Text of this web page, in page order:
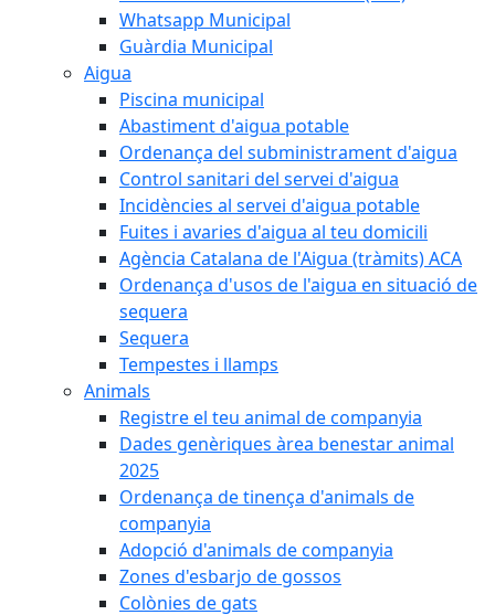
Whatsapp Municipal
Guàrdia Municipal
Aigua
Piscina municipal
Abastiment d'aigua potable
Ordenança del subministrament d'aigua
Control sanitari del servei d'aigua
Incidències al servei d'aigua potable
Fuites i avaries d'aigua al teu domicili
Agència Catalana de l'Aigua (tràmits) ACA
Ordenança d'usos de l'aigua en situació de
sequera
Sequera
Tempestes i llamps
Animals
Registre el teu animal de companyia
Dades genèriques àrea benestar animal
2025
Ordenança de tinença d'animals de
companyia
Adopció d'animals de companyia
Zones d'esbarjo de gossos
Colònies de gats